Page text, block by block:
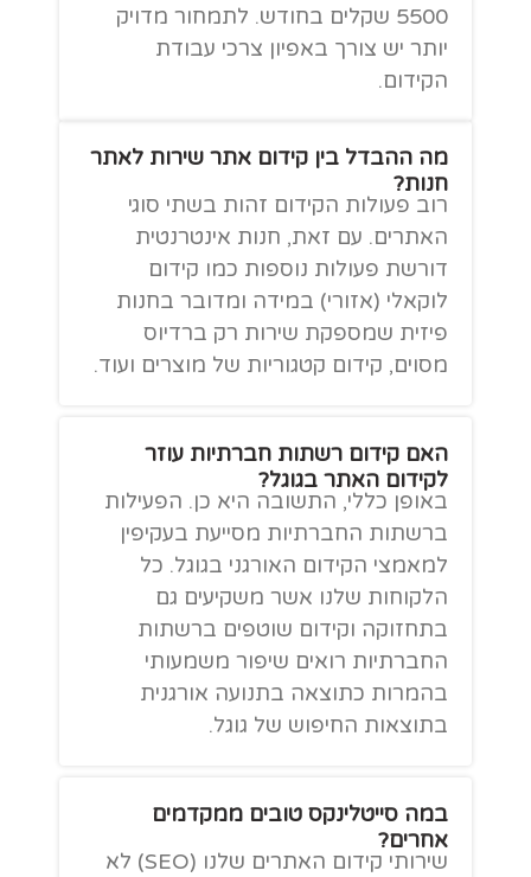
5500 שקלים בחודש. לתמחור מדויק
יותר יש צורך באפיון צרכי עבודת
הקידום.
מה ההבדל בין קידום אתר שירות לאתר
חנות?
רוב פעולות הקידום זהות בשתי סוגי
האתרים. עם זאת, חנות אינטרנטית
דורשת פעולות נוספות כמו קידום
לוקאלי (אזורי) במידה ומדובר בחנות
פיזית שמספקת שירות רק ברדיוס
מסוים, קידום קטגוריות של מוצרים ועוד.
האם קידום רשתות חברתיות עוזר
לקידום האתר בגוגל?
באופן כללי, התשובה היא כן. הפעילות
ברשתות החברתיות מסייעת בעקיפין
למאמצי הקידום האורגני בגוגל. כל
הלקוחות שלנו אשר משקיעים גם
בתחזוקה וקידום שוטפים ברשתות
החברתיות רואים שיפור משמעותי
בהמרות כתוצאה בתנועה אורגנית
בתוצאות החיפוש של גוגל.
במה סייטלינקס טובים ממקדמים
אחרים?
שירותי קידום האתרים שלנו (SEO) לא